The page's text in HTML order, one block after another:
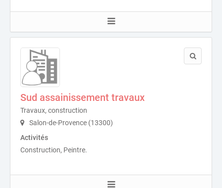
Sud assainissement travaux
Travaux, construction
Salon-de-Provence (13300)
Activités
Construction, Peintre.